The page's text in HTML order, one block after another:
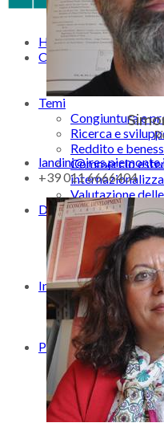
Home
Osservatorio
Missione
Gruppo di lavoro
Temi
Congiuntura e
Ricerca e
Reddito e
Commercio
Valutazione
Dati e Statistiche
Analisi dei
Struttura
Importazioni-
Metadati e
Insights
Infografiche
Podcast
Videos
Pubblicazioni
Valutazione
Congiuntura
Mappe
+39 011 6666404